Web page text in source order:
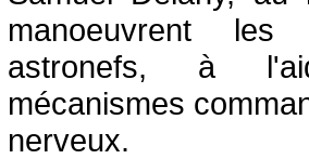
manoeuvrent les
astronefs, à
mécanismes
nerveux.